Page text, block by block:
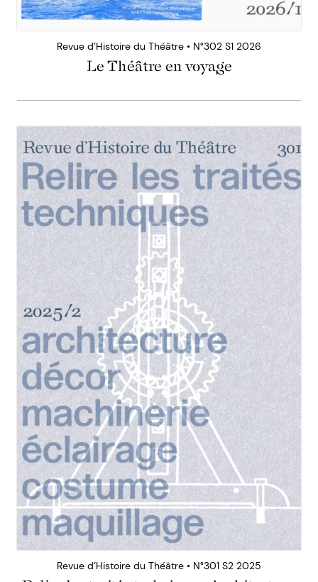
Revue d’Histoire du Théâtre • N°302 S1 2026
Le Théâtre en voyage
Revue d’Histoire du Théâtre • N°301 S2 2025